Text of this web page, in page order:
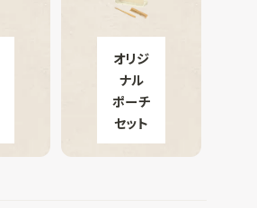
オリジ
ナル
ポーチ
セット